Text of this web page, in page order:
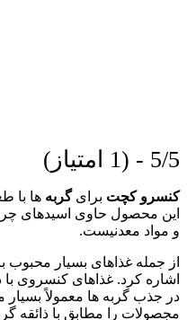
5/5 - (1 امتیاز)
کنسرو کچت برایگربه ها با
این محصول حاوی اسیدهای
و مواد معدنیست.
از جمله غذاهای بسیار محبوب
اشاره کرد. غذاهای کنسروی با
در جذب گربه ها معمولاً بسیار
مجصولات را مطابق با ذائقه